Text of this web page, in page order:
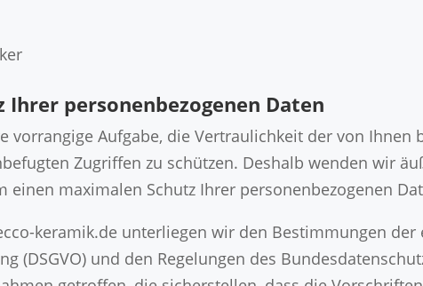
Ihrer personenbezogenen Daten
vorrangige Aufgabe, die Vertraulichkeit der von Ihnen
Zugriffen zu schützen. Deshalb wenden wir
einen maximalen Schutz Ihrer personenbezogenen
keramik.de unterliegen wir den Bestimmungen der
(DSGVO) und den Regelungen des